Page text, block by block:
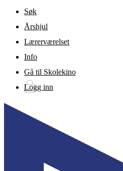
Gå til hovedinnhold
Søk
Årshjul
Lærerværelset
Info
Gå til Skolekino
Logg inn